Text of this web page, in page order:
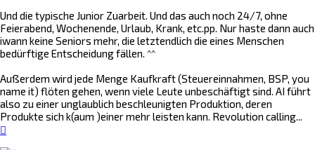
Und die typische Junior Zuarbeit. Und das auch noch 24/7, ohne
Feierabend, Wochenende, Urlaub, Krank, etc.pp. Nur haste dann auch
iwann keine Seniors mehr, die letztendlich die eines Menschen
bedürftige Entscheidung fällen. ^^
Außerdem wird jede Menge Kaufkraft (Steuereinnahmen, BSP, you
name it) flöten gehen, wenn viele Leute unbeschäftigt sind. AI führt
also zu einer unglaublich beschleunigten Produktion, deren
Produkte sich k(aum )einer mehr leisten kann. Revolution calling...